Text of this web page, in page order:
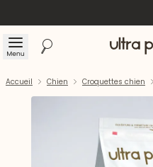
Menu Rechercher Accueil
Accueil Chien Croquettes chien